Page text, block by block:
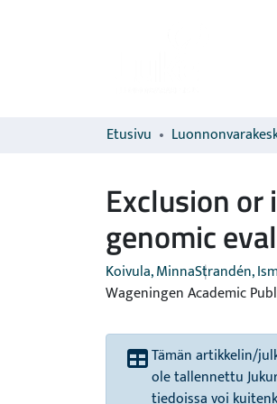
Etusivu
Exclusion
genomic
Koivula, MinnaStrandén,
Wageningen Academic
Tämän artikkelin/
ole tallennettu
tiedoissa voi